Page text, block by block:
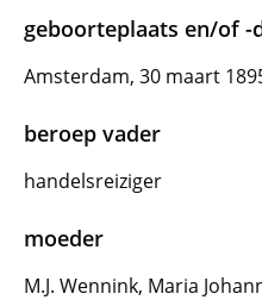
geboorteplaats en/of -
Amsterdam, 30 maart
beroep vader
handelsreiziger
moeder
M.J. Wennink, Maria